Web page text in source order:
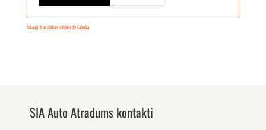
FaLang translation system by Faboba
SIA Auto Atradums kontakti